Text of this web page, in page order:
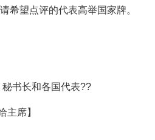
希望点评的代表高举国家牌。
书长和各国代表??
主席】